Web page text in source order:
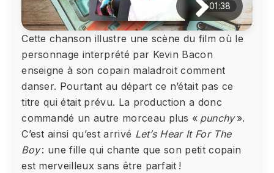
01:38
Cette chanson illustre une scène du film où le
personnage interprété par Kevin Bacon
enseigne à son copain maladroit comment
danser. Pourtant au départ ce n’était pas ce
titre qui était prévu. La production a donc
commandé un autre morceau plus « punchy».
C’est ainsi qu’est arrivé Let’s Hear It For The
Boy: une fille qui chante que son petit copain
est merveilleux sans être parfait !